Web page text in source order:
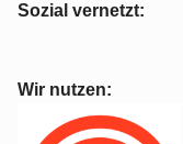
Sozial vernetzt:
Wir nutzen: